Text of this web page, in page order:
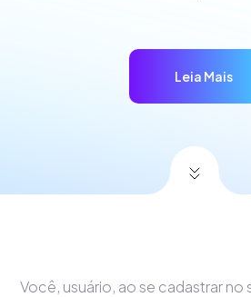
Leia Mais
Você, usuário, ao se cadastrar no